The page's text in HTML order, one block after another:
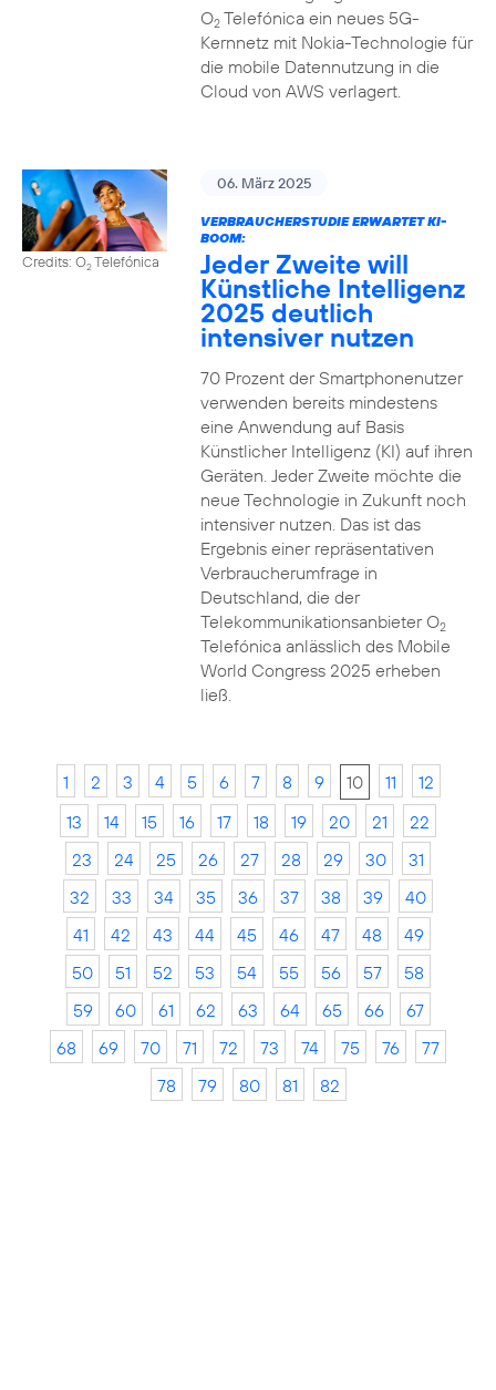
O2Telefónica ein neues 5G-
Kernnetz mit Nokia-Technologie für
die mobile Datennutzung in die
Cloud von AWS verlagert.
Credits: O2Telefónica
06. März 2025
VERBRAUCHERSTUDIE ERWARTET KI-
BOOM:
Jeder Zweite will
Künstliche Intelligenz
2025 deutlich
intensiver nutzen
70 Prozent der Smartphonenutzer
verwenden bereits mindestens
eine Anwendung auf Basis
Künstlicher Intelligenz (KI) auf ihren
Geräten. Jeder Zweite möchte die
neue Technologie in Zukunft noch
intensiver nutzen. Das ist das
Ergebnis einer repräsentativen
Verbraucherumfrage in
Deutschland, die der
Telekommunikationsanbieter O2
Telefónica anlässlich des Mobile
World Congress 2025 erheben
ließ.
1 2 3 4 5 6 7 8 9 10 11
12
13
14 15 16 17 18 19 20 21
22
23
24 25 26 27 28 29 30
31
32
33 34 35 36 37 38 39
40
41
42 43 44 45 46 47 48
49
50
51 52 53 54 55 56 57
58
59
60 61 62 63 64 65 66
67
68
69 70 71 72 73 74 75 76
77
78
79 80 81 82